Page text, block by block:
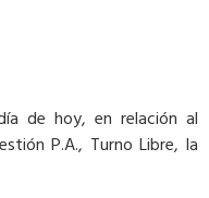
de hoy, en relación al
P.A., Turno Libre, la